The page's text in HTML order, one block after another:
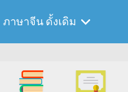
ภาษาจีน ดั้งเดิม